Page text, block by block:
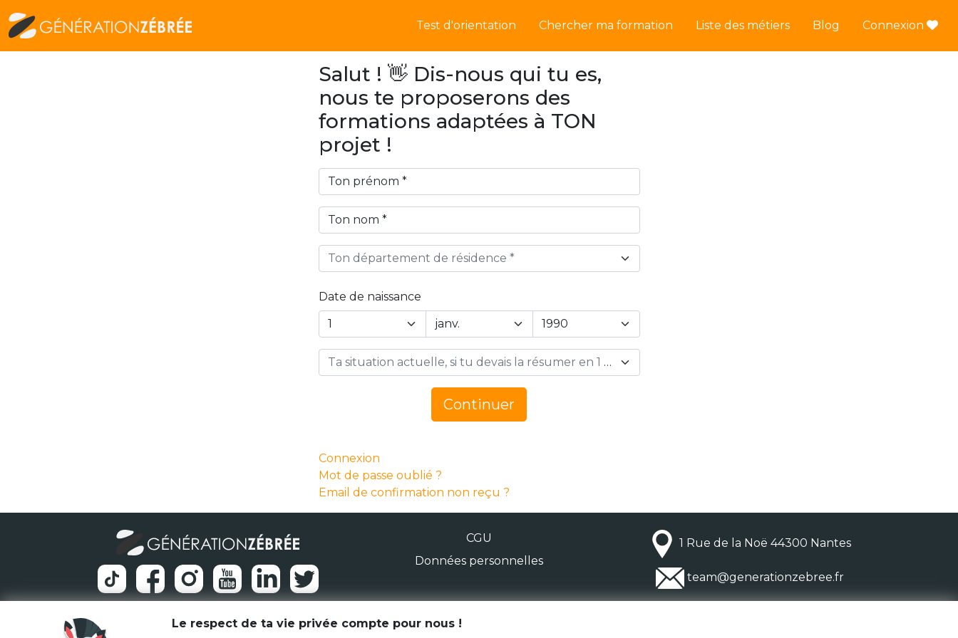
Test d'orientation Chercher ma formation Liste des métiers Blog Connexion
Salut ! 👋 Dis-nous qui tu es,
nous te proposerons des
formations adaptées à TON
projet !
Ton département de résidence *
Date de naissance
Year
Ta situation actuelle, si tu devais la résumer en 1 mot… *
Continuer
Connexion
Mot de passe oublié ?
Email de confirmation non reçu ?
CGU
Données personnelles
1 Rue de la Noë 44300 Nantes
team@generationzebree.fr
© Génération Zébrée 2026
Le respect de ta vie privée compte pour nous !